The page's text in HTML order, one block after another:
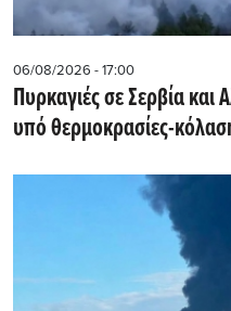
06/08/2026 - 17:00
Πυρκαγιές σε Σερβία
υπό θερμοκρασίες-